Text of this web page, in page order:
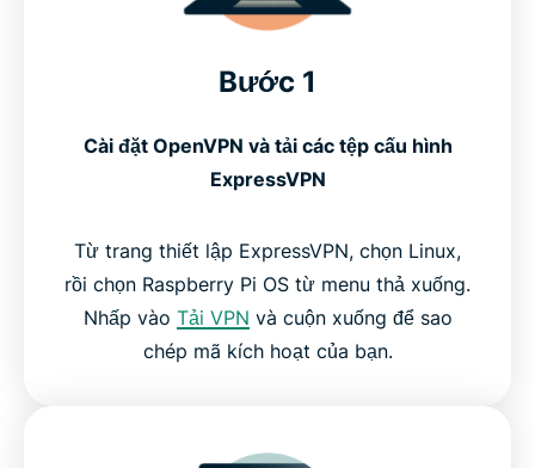
Bước 1
Cài đặt OpenVPN và tải các tệp cấu hình
ExpressVPN
Từ trang thiết lập ExpressVPN, chọn Linux,
rồi chọn Raspberry Pi OS từ menu thả xuống.
Nhấp vào Tải VPN và cuộn xuống để sao
chép mã kích hoạt của bạn.